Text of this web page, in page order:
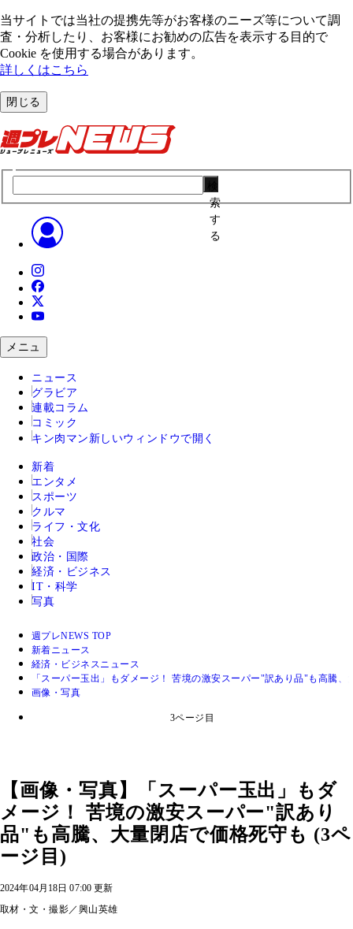
当サイトでは当社の提携先等がお客様のニーズ等について調
査・分析したり、お客様にお勧めの広告を表⽰する⽬的で
Cookie を使⽤する場合があります。
詳しくはこちら
閉じる
索
す
る
メニュ
ニュース
グラビア
連載コラム
コミック
キン肉マン 新しいウィンドウで開く
新着
エンタメ
スポーツ
クルマ
ライフ・文化
社会
政治・国際
経済・ビジネス
IT・科学
写真
週プレNEWS TOP
新着ニュース
経済・ビジネスニュース
「スーパー玉出」もダメージ！ 苦境の激安スーパー"訳あり品"も高騰、
画像・写真
3ページ目
【画像・写真】「スーパー玉出」もダ
メージ！ 苦境の激安スーパー"訳あり
品"も高騰、大量閉店で価格死守も (3ペ
ージ目)
2024年04月18日 07:00 更新
取材・文・撮影／興山英雄